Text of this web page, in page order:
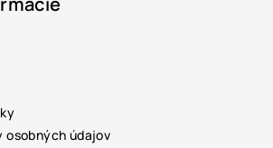
osobných údajov